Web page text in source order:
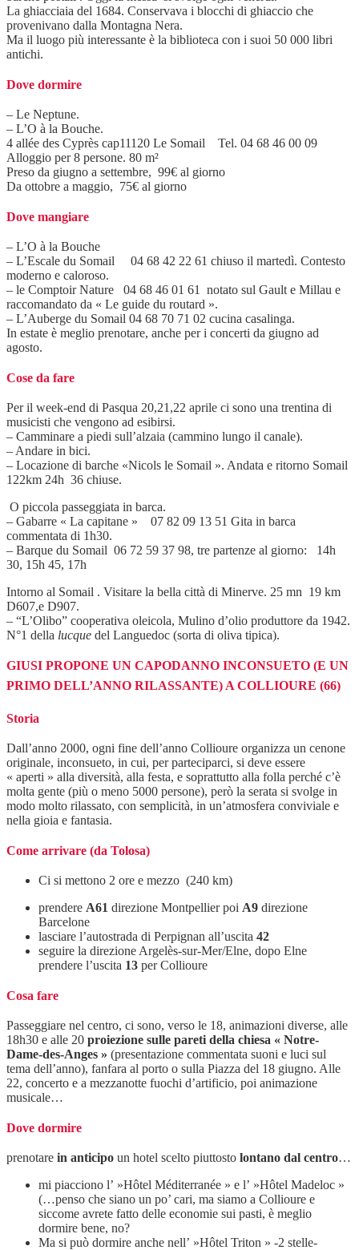
La ghiacciaia del 1684. Conservava i blocchi di ghiaccio che
provenivano dalla Montagna Nera.
Ma il luogo più interessante è la biblioteca con i suoi 50 000 libri
antichi.
Dove dormire
– Le Neptune.
– L’O à la Bouche.
4 allée des Cyprès cap11120 Le Somail Tel. 04 68 46 00 09
Alloggio per 8 persone. 80 m²
Preso da giugno a settembre, 99€ al giorno
Da ottobre a maggio, 75€ al giorno
Dove mangiare
– L’O à la Bouche
– L’Escale du Somail 04 68 42 22 61 chiuso il martedì. Contesto
moderno e caloroso.
– le Comptoir Nature 04 68 46 01 61 notato sul Gault e Millau e
raccomandato da « Le guide du routard ».
– L’Auberge du Somail 04 68 70 71 02 cucina casalinga.
In estate è meglio prenotare, anche per i concerti da giugno ad
agosto.
Cose da fare
Per il week-end di Pasqua 20,21,22 aprile ci sono una trentina di
musicisti che vengono ad esibirsi.
– Camminare a piedi sull’alzaia (cammino lungo il canale).
– Andare in bici.
– Locazione di barche «Nicols le Somail ». Andata e ritorno Somail
122km 24h 36 chiuse.
O piccola passeggiata in barca.
– Gabarre « La capitane » 07 82 09 13 51 Gita in barca
commentata di 1h30.
– Barque du Somail 06 72 59 37 98, tre partenze al giorno: 14h
30, 15h 45, 17h
Intorno al Somail . Visitare la bella città di Minerve. 25 mn 19 km
D607,e D907.
– “L’Olibo” cooperativa oleicola, Mulino d’olio produttore da 1942.
N°1 della lucque del Languedoc (sorta di oliva tipica).
GIUSI PROPONE UN CAPODANNO INCONSUETO (E UN
PRIMO DELL’ANNO RILASSANTE) A COLLIOURE (66)
Storia
Dall’anno 2000, ogni fine dell’anno Collioure organizza un cenone
originale, inconsueto, in cui, per parteciparci, si deve essere
« aperti » alla diversità, alla festa, e soprattutto alla folla perché c’è
molta gente (più o meno 5000 persone), però la serata si svolge in
modo molto rilassato, con semplicità, in un’atmosfera conviviale e
nella gioia e fantasia.
Come arrivare (da Tolosa)
Ci si mettono 2 ore e mezzo (240 km)
prendere A61 direzione Montpellier poi A9 direzione
Barcelone
lasciare l’autostrada di Perpignan all’uscita 42
seguire la direzione Argelès-sur-Mer/Elne, dopo Elne
prendere l’uscita 13 per Collioure
Cosa fare
Passeggiare nel centro, ci sono, verso le 18, animazioni diverse, alle
18h30 e alle 20 proiezione sulle pareti della chiesa « Notre-
Dame-des-Anges » (presentazione commentata suoni e luci sul
tema dell’anno), fanfara al porto o sulla Piazza del 18 giugno. Alle
22, concerto e a mezzanotte fuochi d’artificio, poi animazione
musicale…
Dove dormire
prenotare in anticipo un hotel scelto piuttosto lontano dal centro…
mi piacciono l’ »Hôtel Méditerranée » e l’ »Hôtel Madeloc »
(…penso che siano un po’ cari, ma siamo a Collioure e
siccome avrete fatto delle economie sui pasti, è meglio
dormire bene, no?
Ma si può dormire anche nell’ »Hôtel Triton » -2 stelle-